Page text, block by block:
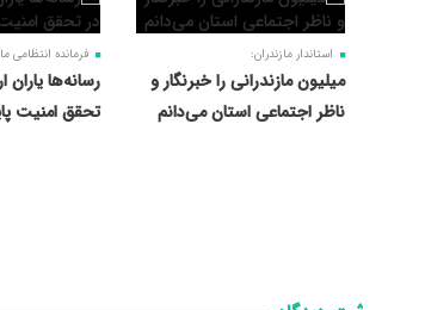
استاندار مازندران:
میلیون مازندرانی را خبرنگار و
ناظر اجتماعی استان می‌دانم
فرمانده انتظامی
رسانه‌ها
تحقق امنیت